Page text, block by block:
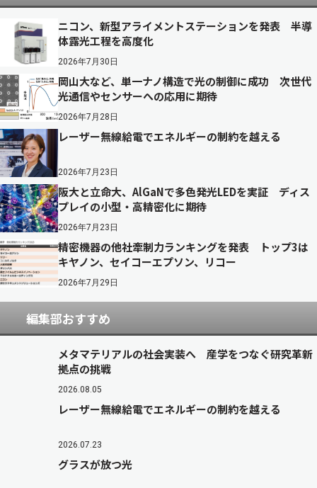
ニコン、新型アライメントステーションを発表 半導
体露光工程を高度化
2026年7月30日
岡山大など、単一ナノ構造で光の制御に成功 次世代
光通信やセンサーへの応用に期待
2026年7月28日
レーザー無線給電でエネルギーの制約を越える
2026年7月23日
阪大と立命大、AlGaNで多色発光LEDを実証 ディス
プレイの小型・高精密化に期待
2026年7月23日
精密機器の他社牽制力ランキングを発表 トップ3は
キヤノン、セイコーエプソン、リコー
2026年7月29日
編集部おすすめ
メタマテリアルの社会実装へ 産学をつなぐ研究革新
拠点の挑戦
2026.08.05
レーザー無線給電でエネルギーの制約を越える
2026.07.23
グラスが放つ光